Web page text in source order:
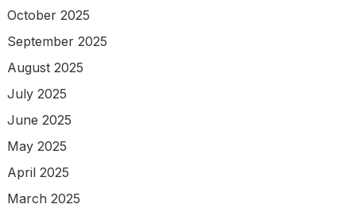
October 2025
September 2025
August 2025
July 2025
June 2025
May 2025
April 2025
March 2025